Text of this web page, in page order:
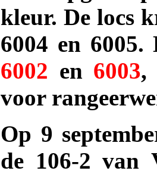
kleur. De locs
6004 en 6005.
6002 en 6003,
voor
Op 9
de 106-2 van